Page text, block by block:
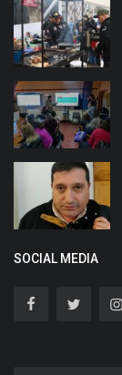
SOCIAL MEDIA